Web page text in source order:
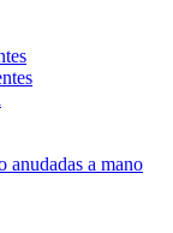
anudadas a mano